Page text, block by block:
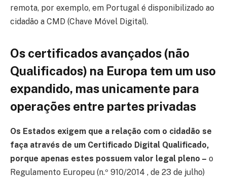
remota, por exemplo, em Portugal é disponibilizado ao
cidadão a CMD (Chave Móvel Digital).
Os certificados avançados (não
Qualificados) na Europa tem um uso
expandido, mas unicamente para
operações entre partes privadas
Os Estados exigem que a relação com o cidadão se
faça através de um Certificado Digital Qualificado,
porque apenas estes possuem valor legal pleno – o
Regulamento Europeu (n.º 910/2014 , de 23 de julho)